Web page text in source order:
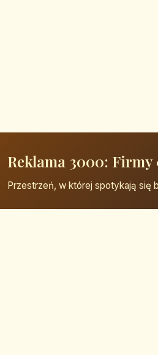
Reklama 3000:
Przestrzeń, w której spotykają się